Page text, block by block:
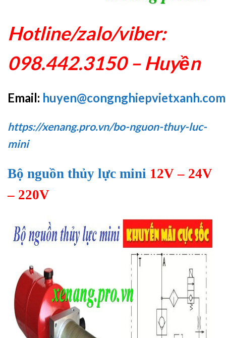
Hotline/zalo/viber:
098.442.3150 – Huyền
Email:
https://xenang.pro.vn/bo-nguon-thuy-luc-
mini
Bộ nguồn thủy lực mini 12V – 24V
– 220V